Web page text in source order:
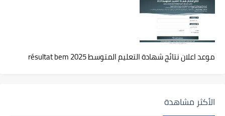
موعد اعلان نتائج شهادة التعليم المتوسط 2025 résultat bem
الأكثر مشاهدة